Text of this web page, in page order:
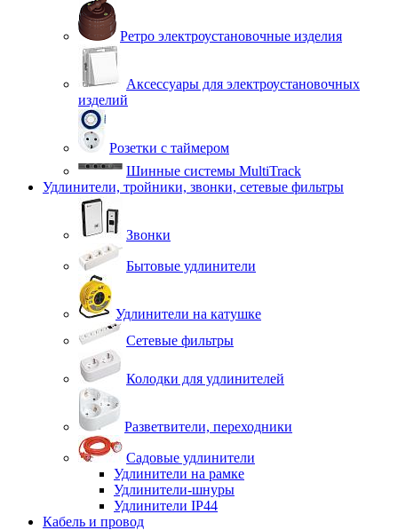
Ретро электроустановочные изделия
Аксессуары для электроустановочных
изделий
Розетки с таймером
Шинные системы MultiTrack
Удлинители, тройники, звонки, сетевые фильтры
Звонки
Бытовые удлинители
Удлинители на катушке
Сетевые фильтры
Колодки для удлинителей
Разветвители, переходники
Садовые удлинители
Удлинители на рамке
Удлинители-шнуры
Удлинители IP44
Кабель и провод